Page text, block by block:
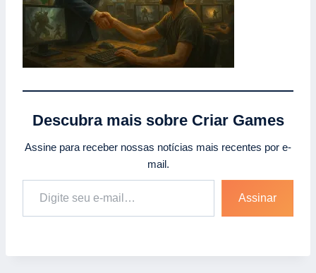
Descubra mais sobre Criar Games
Assine para receber nossas notícias mais recentes por e-
mail.
Digite seu e-mail…
Assinar